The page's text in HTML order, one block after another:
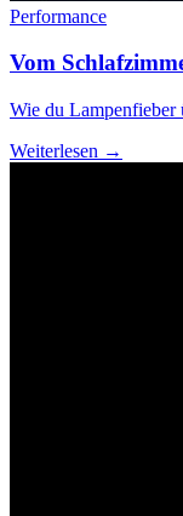
Performance
Vom
Wie du Lampenfieber
Weiterlesen →